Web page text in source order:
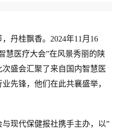
丹桂飘香。2024年11月16
慧医疗大会”在风景秀丽的陕
盛会汇聚了来自国内智慧医
先锋，他们在此共襄盛举，
现代保健报社携手主办，以”